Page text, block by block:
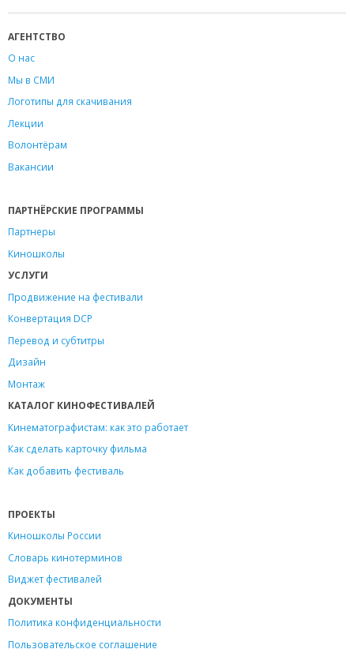
АГЕНТСТВО
О нас
Мы в СМИ
Логотипы для скачивания
Лекции
Волонтёрам
Вакансии
ПАРТНЁРСКИЕ ПРОГРАММЫ
Партнеры
Киношколы
УСЛУГИ
Продвижение на фестивали
Конвертация DCP
Перевод и субтитры
Дизайн
Монтаж
КАТАЛОГ КИНОФЕСТИВАЛЕЙ
Кинематографистам: как это работает
Как сделать карточку фильма
Как добавить фестиваль
ПРОЕКТЫ
Киношколы России
Словарь кинотерминов
Виджет фестивалей
ДОКУМЕНТЫ
Политика конфиденциальности
Пользовательское соглашение